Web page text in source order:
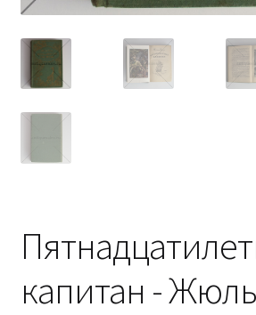
капитан -